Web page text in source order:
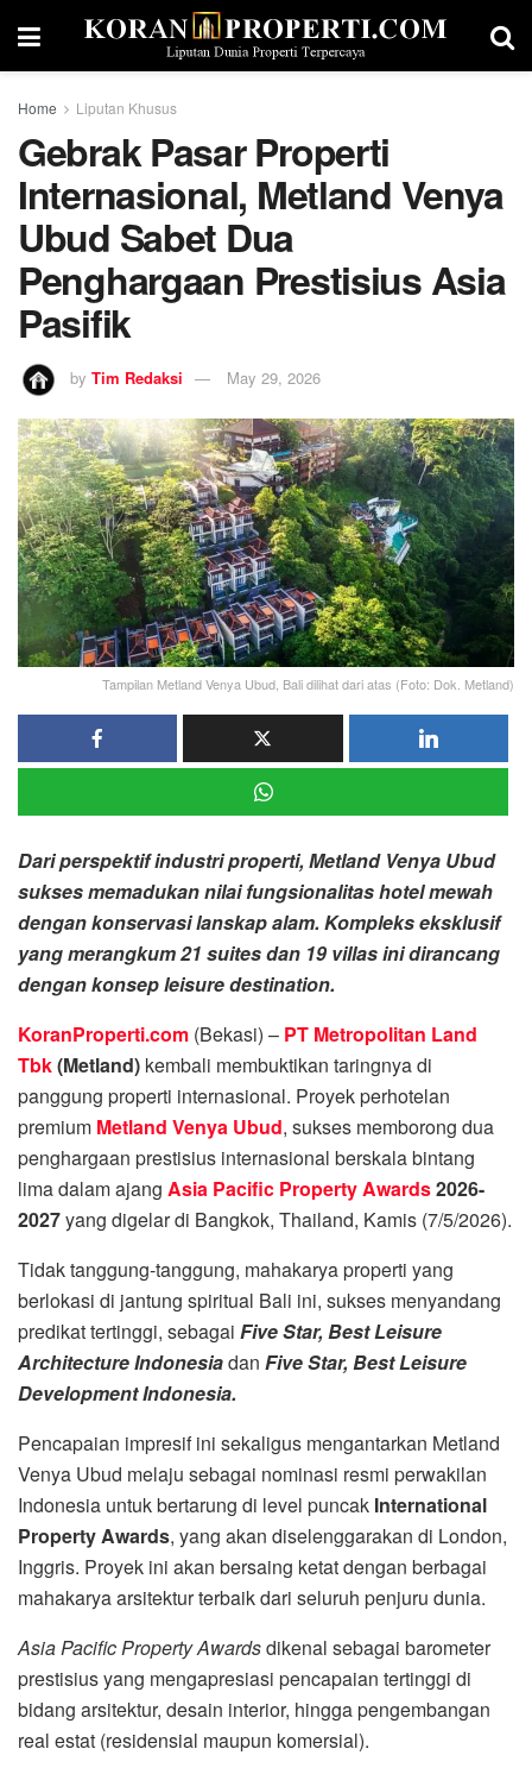
Home Liputan Khusus
Gebrak Pasar Properti
Internasional, Metland Venya
Ubud Sabet Dua
Penghargaan Prestisius Asia
Pasifik
by Tim Redaksi May 29, 2026
Tampilan Metland Venya Ubud, Bali dilihat dari atas (Foto: Dok. Metland)
Dari perspektif industri properti, Metland Venya Ubud
sukses memadukan nilai fungsionalitas hotel mewah
dengan konservasi lanskap alam. Kompleks eksklusif
yang merangkum 21 suites dan 19 villas ini dirancang
dengan konsep leisure destination.
KoranProperti.com (Bekasi) – PT Metropolitan Land
Tbk(Metland) kembali membuktikan taringnya di
panggung properti internasional. Proyek perhotelan
premium Metland Venya Ubud, sukses memborong dua
penghargaan prestisius internasional berskala bintang
lima dalam ajang Asia Pacific Property Awards2026-
2027yang digelar di Bangkok, Thailand, Kamis (7/5/2026).
Tidak tanggung-tanggung, mahakarya properti yang
berlokasi di jantung spiritual Bali ini, sukses menyandang
predikat tertinggi, sebagai Five Star, Best Leisure
Architecture Indonesiadan Five Star, Best Leisure
Development Indonesia.
Pencapaian impresif ini sekaligus mengantarkan Metland
Venya Ubud melaju sebagai nominasi resmi perwakilan
Indonesia untuk bertarung di level puncak International
Property Awards, yang akan diselenggarakan di London,
Inggris. Proyek ini akan bersaing ketat dengan berbagai
mahakarya arsitektur terbaik dari seluruh penjuru dunia.
Asia Pacific Property Awardsdikenal sebagai barometer
prestisius yang mengapresiasi pencapaian tertinggi di
bidang arsitektur, desain interior, hingga pengembangan
real estat (residensial maupun komersial).